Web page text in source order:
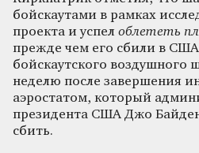
бойскаутами в рамках
проекта и успел облететь
прежде чем его сбили в
бойскаутского воздушного
неделю после завершения
аэростатом, который
президента США Джо
сбить.